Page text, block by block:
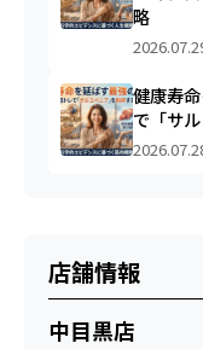
略
健康寿
で「サ
店舗情報
中目黒店